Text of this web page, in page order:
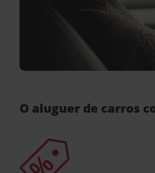
O aluguer de carros